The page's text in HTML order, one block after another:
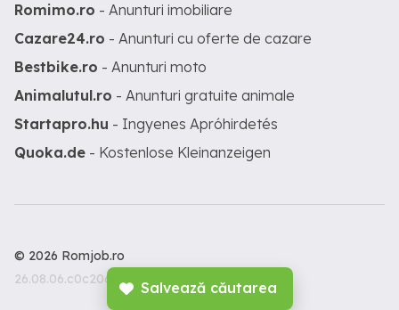
Salvează căutarea
Romimo.ro - Anunturi imobiliare
Cazare24.ro - Anunturi cu oferte de cazare
Bestbike.ro - Anunturi moto
Animalutul.ro - Anunturi gratuite animale
Startapro.hu - Ingyenes Apróhirdetés
Quoka.de - Kostenlose Kleinanzeigen
© 2026 Romjob.ro
26.08.06.c0c206c